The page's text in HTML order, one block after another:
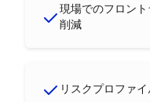
現場でのフロン
削減
リスクプロファ